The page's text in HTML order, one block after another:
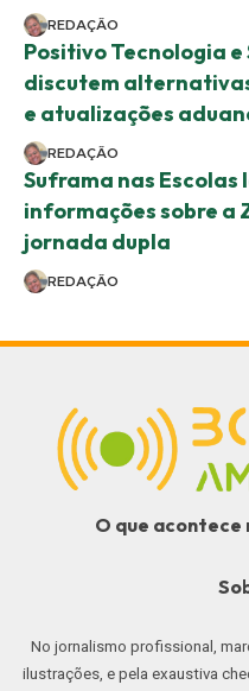
REDAÇÃO
Positivo Tecnologia
discutem
e atualizações
REDAÇÃO
Suframa nas Escolas
informações sobre a
jornada dupla
REDAÇÃO
O que acontece
No jornalismo profissional,
ilustrações, e pela exaustiva